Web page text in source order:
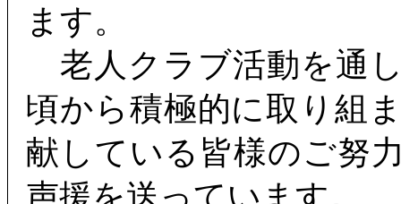
ます。
老人クラブ活動を通
頃から積極的に取り組
献している皆様のご努
声援を送っています。